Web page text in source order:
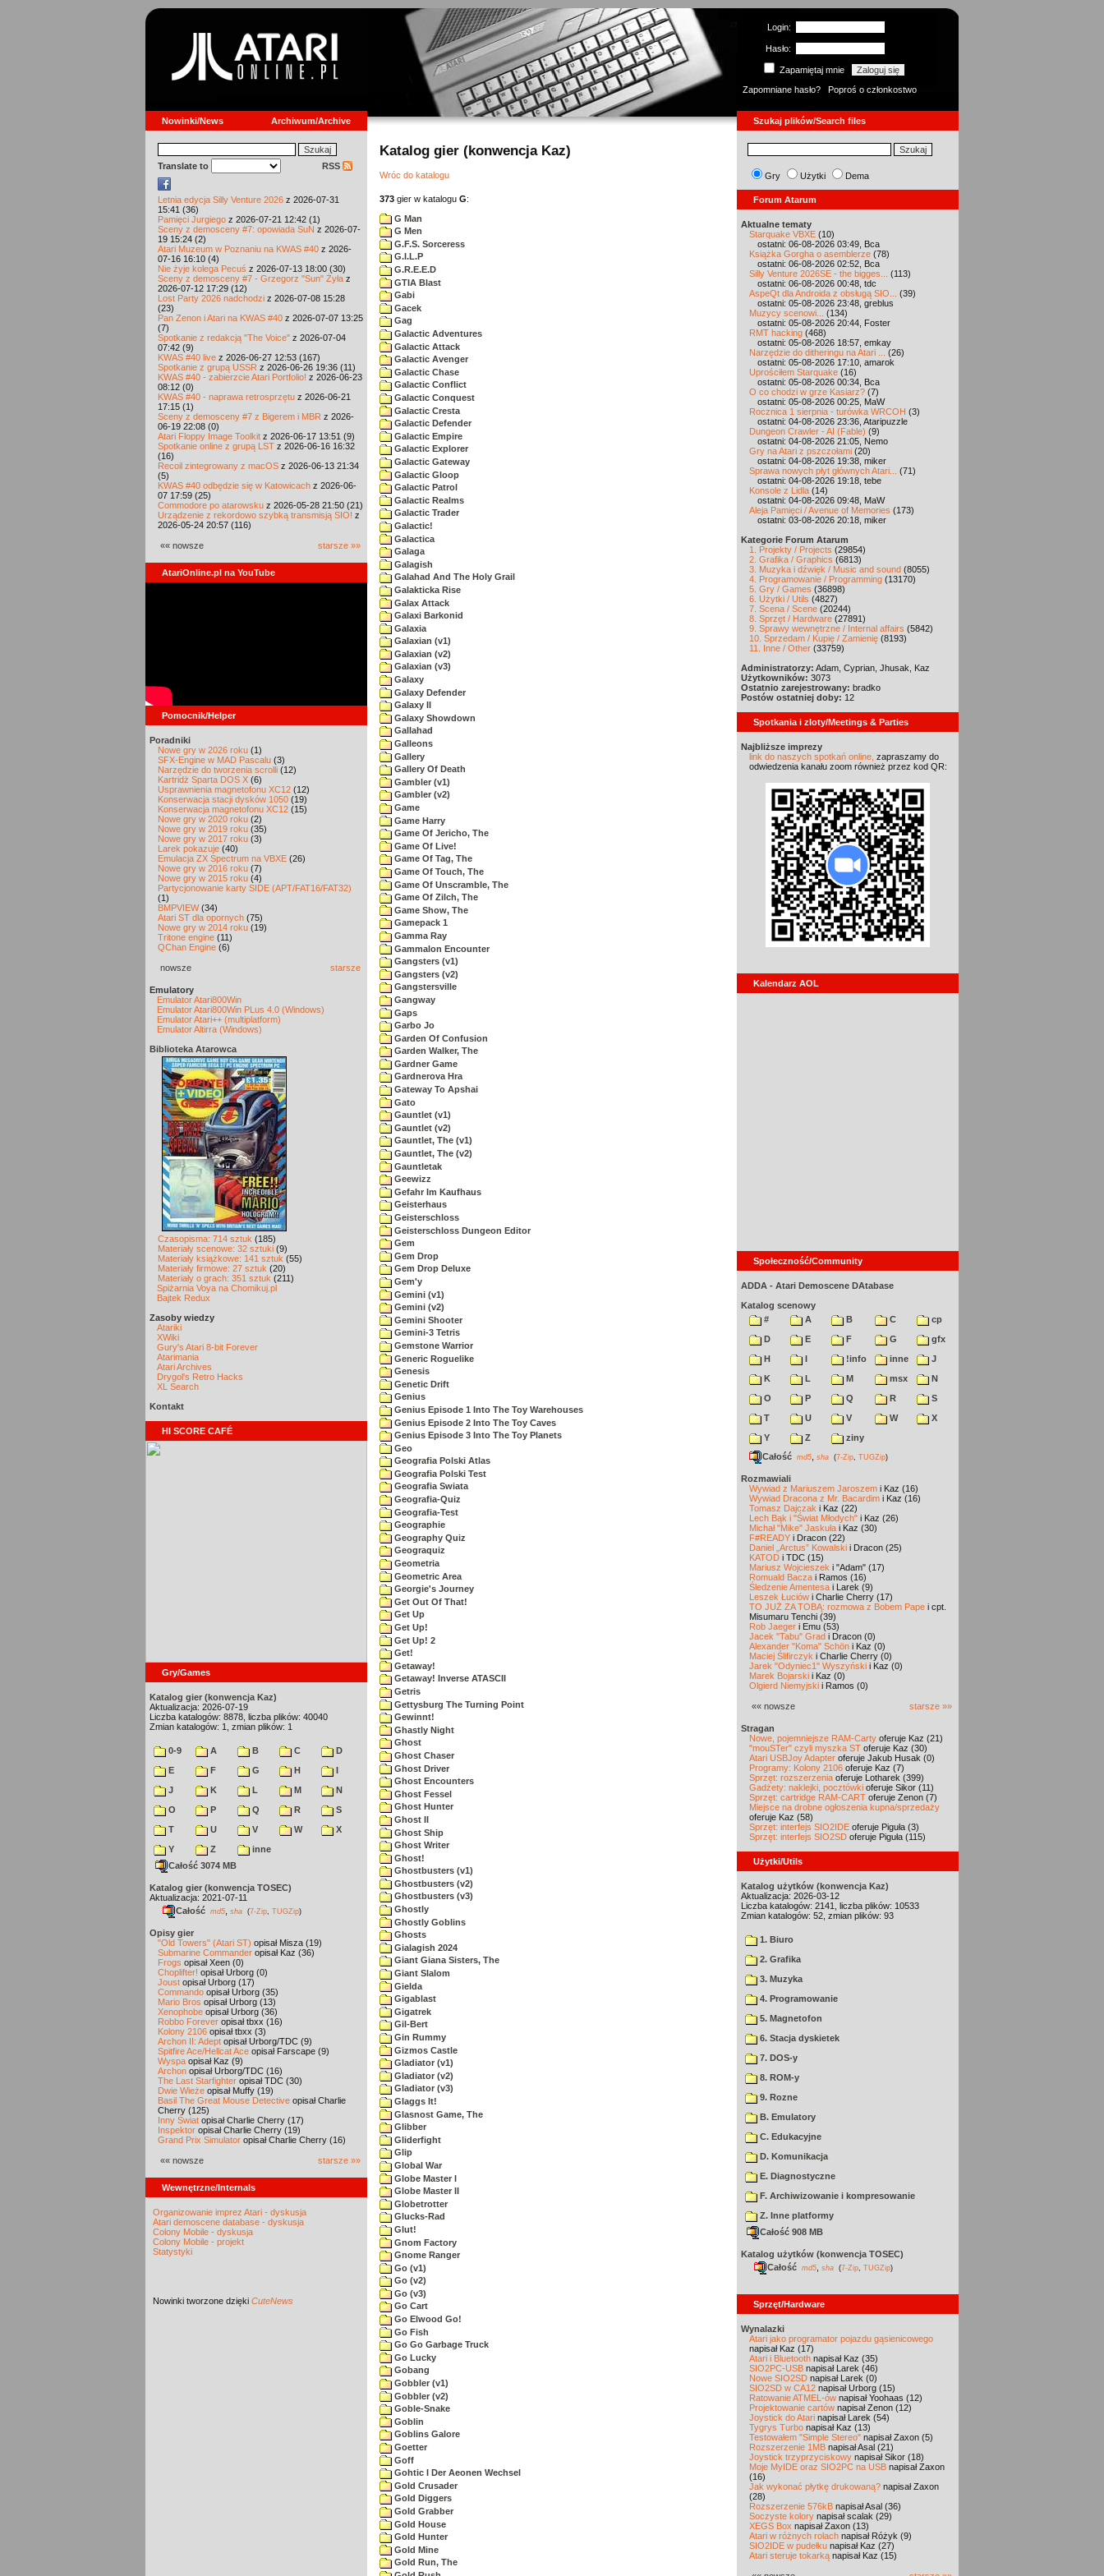
Login:
Hasło:
Zapamiętaj mnie
Zapomniane hasło?
Poproś o członkostwo
Nowinki/News Archiwum/Archive Szukaj plików/Search files
Translate to RSS
Letnia edycja Silly Venture 2026 z 2026-07-31
15:41 (36)
Pamięci Jurgiego z 2026-07-21 12:42 (1)
Sceny z demosceny #7: opowiada SuN z 2026-07-
19 15:24 (2)
Atari Muzeum w Poznaniu na KWAS #40 z 2026-
07-16 16:10 (4)
Nie żyje kolega Pecuś z 2026-07-13 18:00 (30)
Sceny z demosceny #7 - Grzegorz "Sun" Żyła z
2026-07-12 17:29 (12)
Lost Party 2026 nadchodzi z 2026-07-08 15:28
(23)
Pan Zenon i Atari na KWAS #40 z 2026-07-07 13:25
(7)
Spotkanie z redakcją "The Voice" z 2026-07-04
07:42 (9)
KWAS #40 live z 2026-06-27 12:53 (167)
Spotkanie z grupą USSR z 2026-06-26 19:36 (11)
KWAS #40 - zabierzcie Atari Portfolio! z 2026-06-23
08:12 (0)
KWAS #40 - naprawa retrosprzętu z 2026-06-21
17:15 (1)
Sceny z demosceny #7 z Bigerem i MBR z 2026-
06-19 22:08 (0)
Atari Floppy Image Toolkit z 2026-06-17 13:51 (9)
Spotkanie online z grupą LST z 2026-06-16 16:32
(16)
Recoil zintegrowany z macOS z 2026-06-13 21:34
(5)
KWAS #40 odbędzie się w Katowicach z 2026-06-
07 17:59 (25)
Commodore po atarowsku z 2026-05-28 21:50 (21)
Urządzenie z rekordowo szybką transmisją SIO! z
2026-05-24 20:57 (116)
«« nowsze starsze »»
AtariOnline.pl na YouTube
Pomocnik/Helper
Poradniki
Nowe gry w 2026 roku (1)
SFX-Engine w MAD Pascalu (3)
Narzędzie do tworzenia scrolli (12)
Kartridż Sparta DOS X (6)
Usprawnienia magnetofonu XC12 (12)
Konserwacja stacji dysków 1050 (19)
Konserwacja magnetofonu XC12 (15)
Nowe gry w 2020 roku (2)
Nowe gry w 2019 roku (35)
Nowe gry w 2017 roku (3)
Larek pokazuje (40)
Emulacja ZX Spectrum na VBXE (26)
Nowe gry w 2016 roku (7)
Nowe gry w 2015 roku (4)
Partycjonowanie karty SIDE (APT/FAT16/FAT32)
(1)
BMPVIEW(34)
Atari ST dla opornych (75)
Nowe gry w 2014 roku (19)
Tritone engine (11)
QChan Engine (6)
nowsze starsze
Emulatory
Emulator Atari800Win
Emulator Atari800Win PLus 4.0 (Windows)
Emulator Atari++ (multiplatform)
Emulator Altirra (Windows)
Biblioteka Atarowca
Czasopisma: 714 sztuk (185)
Materiały scenowe: 32 sztuki (9)
Materiały książkowe: 141 sztuk (55)
Materiały firmowe: 27 sztuk (20)
Materiały o grach: 351 sztuk (211)
Spiżarnia Voya na Chomikuj.pl
Bajtek Redux
Zasoby wiedzy
Atariki
XWiki
Gury's Atari 8-bit Forever
Atarimania
Atari Archives
Drygol's Retro Hacks
XL Search
Kontakt
HI SCORE CAFÉ
Gry/Games
Katalog gier (konwencja Kaz)
Aktualizacja: 2026-07-19
Liczba katalogów: 8878, liczba plików: 40040
Zmian katalogów: 1, zmian plików: 1
0-9 A B C
D
E
F G H
I
J
K L M
N
O
P Q R
S
T
U V W
X
Y
Z
inne
Całość 3074 MB
Katalog gier (konwencja TOSEC)
Aktualizacja: 2021-07-11
Całość md5 sha (7-Zip TUGZip)
Opisy gier
"Old Towers" (Atari ST) opisał Misza (19)
Submarine Commander opisał Kaz (36)
Frogs opisał Xeen (0)
Choplifter! opisał Urborg (0)
Joust opisał Urborg (17)
Commando opisał Urborg (35)
Mario Bros opisał Urborg (13)
Xenophobe opisał Urborg (36)
Robbo Forever opisał tbxx (16)
Kolony 2106 opisał tbxx (3)
Archon II: Adept opisał Urborg/TDC (9)
Spitfire Ace/Hellcat Ace opisał Farscape (9)
Wyspa opisał Kaz (9)
Archon opisał Urborg/TDC (16)
The Last Starfighter opisał TDC (30)
Dwie Wieże opisał Muffy (19)
Basil The Great Mouse Detective opisał Charlie
Cherry (125)
Inny Świat opisał Charlie Cherry (17)
Inspektor opisał Charlie Cherry (19)
Grand Prix Simulator opisał Charlie Cherry (16)
«« nowsze starsze »»
Wewnętrzne/Internals
Organizowanie imprez Atari - dyskusja
Atari demoscene database - dyskusja
Colony Mobile - dyskusja
Colony Mobile - projekt
Statystyki
Nowinki tworzone dzięki CuteNews
Katalog gier (konwencja Kaz)
Wróc do katalogu
373 gier w katalogu G:
G Man
G Men
G.F.S. Sorceress
G.I.L.P
G.R.E.E.D
GTIA Blast
Gabi
Gacek
Gag
Galactic Adventures
Galactic Attack
Galactic Avenger
Galactic Chase
Galactic Conflict
Galactic Conquest
Galactic Cresta
Galactic Defender
Galactic Empire
Galactic Explorer
Galactic Gateway
Galactic Gloop
Galactic Patrol
Galactic Realms
Galactic Trader
Galactic!
Galactica
Galaga
Galagish
Galahad And The Holy Grail
Galakticka Rise
Galax Attack
Galaxi Barkonid
Galaxia
Galaxian (v1)
Galaxian (v2)
Galaxian (v3)
Galaxy
Galaxy Defender
Galaxy II
Galaxy Showdown
Gallahad
Galleons
Gallery
Gallery Of Death
Gambler (v1)
Gambler (v2)
Game
Game Harry
Game Of Jericho, The
Game Of Live!
Game Of Tag, The
Game Of Touch, The
Game Of Unscramble, The
Game Of Zilch, The
Game Show, The
Gamepack 1
Gamma Ray
Gammalon Encounter
Gangsters (v1)
Gangsters (v2)
Gangstersville
Gangway
Gaps
Garbo Jo
Garden Of Confusion
Garden Walker, The
Gardner Game
Gardnerova Hra
Gateway To Apshai
Gato
Gauntlet (v1)
Gauntlet (v2)
Gauntlet, The (v1)
Gauntlet, The (v2)
Gauntletak
Geewizz
Gefahr Im Kaufhaus
Geisterhaus
Geisterschloss
Geisterschloss Dungeon Editor
Gem
Gem Drop
Gem Drop Deluxe
Gem'y
Gemini (v1)
Gemini (v2)
Gemini Shooter
Gemini-3 Tetris
Gemstone Warrior
Generic Roguelike
Genesis
Genetic Drift
Genius
Genius Episode 1 Into The Toy Warehouses
Genius Episode 2 Into The Toy Caves
Genius Episode 3 Into The Toy Planets
Geo
Geografia Polski Atlas
Geografia Polski Test
Geografia Swiata
Geografia-Quiz
Geografia-Test
Geographie
Geography Quiz
Geograquiz
Geometria
Geometric Area
Georgie's Journey
Get Out Of That!
Get Up
Get Up!
Get Up! 2
Get!
Getaway!
Getaway! Inverse ATASCII
Getris
Gettysburg The Turning Point
Gewinnt!
Ghastly Night
Ghost
Ghost Chaser
Ghost Driver
Ghost Encounters
Ghost Fessel
Ghost Hunter
Ghost II
Ghost Ship
Ghost Writer
Ghost!
Ghostbusters (v1)
Ghostbusters (v2)
Ghostbusters (v3)
Ghostly
Ghostly Goblins
Ghosts
Gialagish 2024
Giant Giana Sisters, The
Giant Slalom
Gielda
Gigablast
Gigatrek
Gil-Bert
Gin Rummy
Gizmos Castle
Gladiator (v1)
Gladiator (v2)
Gladiator (v3)
Glaggs It!
Glasnost Game, The
Glibber
Gliderfight
Glip
Global War
Globe Master I
Globe Master II
Globetrotter
Glucks-Rad
Glut!
Gnom Factory
Gnome Ranger
Go (v1)
Go (v2)
Go (v3)
Go Cart
Go Elwood Go!
Go Fish
Go Go Garbage Truck
Go Lucky
Gobang
Gobbler (v1)
Gobbler (v2)
Goble-Snake
Goblin
Goblins Galore
Goetter
Goff
Gohtic I Der Aeonen Wechsel
Gold Crusader
Gold Diggers
Gold Grabber
Gold House
Gold Hunter
Gold Mine
Gold Run, The
Gry Użytki Dema
Forum Atarum
Aktualne tematy
Starquake VBXE (10)
ostatni: 06-08-2026 03:49, Bca
Książka Gorgha o asemblerze (78)
ostatni: 06-08-2026 02:52, Bca
Silly Venture 2026SE - the bigges...
(113)
ostatni: 06-08-2026 00:48, tdc
AspeQt dla Androida z obsługą SIO...
(39)
ostatni: 05-08-2026 23:48, greblus
Muzycy scenowi...
(134)
ostatni: 05-08-2026 20:44, Foster
RMT hacking (468)
ostatni: 05-08-2026 18:57, emkay
Narzędzie do ditheringu na Atari ...
(26)
ostatni: 05-08-2026 17:10, amarok
Uprościłem Starquake (16)
ostatni: 05-08-2026 00:34, Bca
O co chodzi w grze Kasiarz? (7)
ostatni: 05-08-2026 00:25, MaW
Rocznica 1 sierpnia - turówka WRCOH (3)
ostatni: 04-08-2026 23:36, Ataripuzzle
Dungeon Crawler - AI (Fable) (9)
ostatni: 04-08-2026 21:05, Nemo
Gry na Atari z pszczołami (20)
ostatni: 04-08-2026 19:38, miker
Sprawa nowych płyt głównych Atari...
(71)
ostatni: 04-08-2026 19:18, tebe
Konsole z Lidla (14)
ostatni: 04-08-2026 09:48, MaW
Aleja Pamięci / Avenue of Memories (173)
ostatni: 03-08-2026 20:18, miker
Kategorie Forum Atarum
1. Projekty / Projects (29854)
2. Grafika / Graphics (6813)
3. Muzyka i dźwięk / Music and sound (8055)
4. Programowanie / Programming (13170)
5. Gry / Games (36898)
6. Użytki / Utils (4827)
7. Scena / Scene (20244)
8. Sprzęt / Hardware (27891)
9. Sprawy wewnętrzne / Internal affairs (5842)
10. Sprzedam / Kupię / Zamienię (8193)
11. Inne / Other (33759)
Administratorzy: Adam, Cyprian, Jhusak, Kaz
Użytkowników: 3073
Ostatnio zarejestrowany: bradko
Postów ostatniej doby: 12
Spotkania i zloty/Meetings & Parties
Najbliższe imprezy
link do naszych spotkań online, zapraszamy do
odwiedzenia kanału zoom również przez kod QR:
Kalendarz AOL
Społeczność/Community
ADDA - Atari Demoscene DAtabase
Katalog scenowy
#
A B C
cp
D
E F G
gfx
H
I !info inne
J
K
L M msx
N
O
P Q R
S
T
U V W
X
Y
Z
ziny
Całość md5 sha (7-Zip TUGZip)
Rozmawiali
Wywiad z Mariuszem Jaroszem i Kaz (16)
Wywiad Dracona z Mr. Bacardim i Kaz (16)
Tomasz Dajczak i Kaz (22)
Lech Bąk i "Świat Młodych" i Kaz (26)
Michał "Mike" Jaskuła i Kaz (30)
F#READY i Dracon (22)
Daniel „Arctus” Kowalski i Dracon (25)
KATOD i TDC (15)
Mariusz Wojcieszek i "Adam" (17)
Romuald Bacza i Ramos (16)
Śledzenie Amentesa i Larek (9)
Leszek Łuciów i Charlie Cherry (17)
TO JUŻ ZA TOBĄ: rozmowa z Bobem Pape i cpt.
Misumaru Tenchi (39)
Rob Jaeger i Emu (53)
Jacek "Tabu" Grad i Dracon (0)
Alexander "Koma" Schön i Kaz (0)
Maciej Ślifirczyk i Charlie Cherry (0)
Jarek "Odyniec1" Wyszyński i Kaz (0)
Marek Bojarski i Kaz (0)
Olgierd Niemyjski i Ramos (0)
«« nowsze starsze »»
Stragan
Nowe, pojemniejsze RAM-Carty oferuje Kaz (21)
"mouSTer" czyli myszka ST oferuje Kaz (30)
Atari USBJoy Adapter oferuje Jakub Husak (0)
Programy: Kolony 2106 oferuje Kaz (7)
Sprzęt: rozszerzenia oferuje Lotharek (399)
Gadżety: naklejki, pocztówki oferuje Sikor (11)
Sprzęt: cartridge RAM-CART oferuje Zenon (7)
Miejsce na drobne ogłoszenia kupna/sprzedaży
oferuje Kaz (58)
Sprzęt: interfejs SIO2IDE oferuje Piguła (3)
Sprzęt: interfejs SIO2SD oferuje Piguła (115)
Użytki/Utils
Katalog użytków (konwencja Kaz)
Aktualizacja: 2026-03-12
Liczba katalogów: 2141, liczba plików: 10533
Zmian katalogów: 52, zmian plików: 93
1. Biuro
2. Grafika
3. Muzyka
4. Programowanie
5. Magnetofon
6. Stacja dyskietek
7. DOS-y
8. ROM-y
9. Rozne
B. Emulatory
C. Edukacyjne
D. Komunikacja
E. Diagnostyczne
F. Archiwizowanie i kompresowanie
Z. Inne platformy
Całość 908 MB
Katalog użytków (konwencja TOSEC)
Całość md5 sha (7-Zip TUGZip)
Sprzęt/Hardware
Wynalazki
Atari jako programator pojazdu gąsienicowego
napisał Kaz (17)
Atari i Bluetooth napisał Kaz (35)
SIO2PC-USB napisał Larek (46)
Nowe SIO2SD napisał Larek (0)
SIO2SD w CA12 napisał Urborg (15)
Ratowanie ATMEL-ów napisał Yoohaas (12)
Projektowanie cartów napisał Zenon (12)
Joystick do Atari napisał Larek (54)
Tygrys Turbo napisał Kaz (13)
Testowałem "Simple Stereo" napisał Zaxon (5)
Rozszerzenie 1MB napisał Asal (21)
Joystick trzyprzyciskowy napisał Sikor (18)
Moje MyIDE oraz SIO2PC na USB napisał Zaxon
(16)
Jak wykonać płytkę drukowaną? napisał Zaxon
(28)
Rozszerzenie 576kB napisał Asal (36)
Soczyste kolory napisał scalak (29)
XEGS Box napisał Zaxon (13)
Atari w różnych rolach napisał Różyk (9)
SIO2IDE w pudełku napisał Kaz (27)
Atari steruje tokarką napisał Kaz (15)